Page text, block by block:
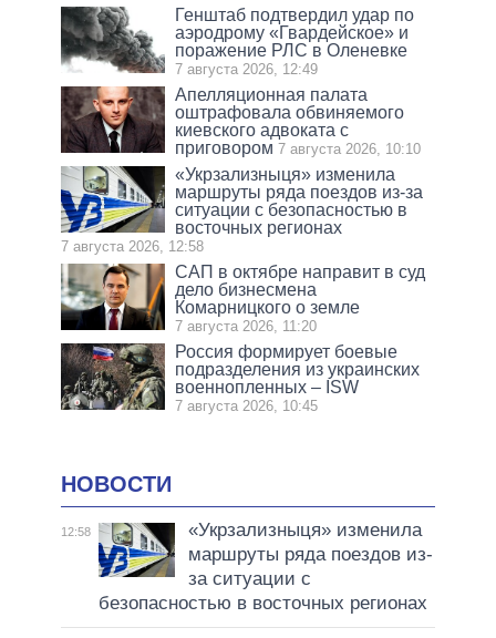
Генштаб подтвердил удар по
аэродрому «Гвардейское» и
поражение РЛС в Оленевке
7 августа 2026, 12:49
Апелляционная палата
оштрафовала обвиняемого
киевского адвоката с
приговором 7 августа 2026, 10:10
«Укрзализныця» изменила
маршруты ряда поездов из-за
ситуации с безопасностью в
восточных регионах
7 августа 2026, 12:58
САП в октябре направит в суд
дело бизнесмена
Комарницкого о земле
7 августа 2026, 11:20
Россия формирует боевые
подразделения из украинских
военнопленных – ISW
7 августа 2026, 10:45
НОВОСТИ
12:58
«Укрзализныця» изменила
маршруты ряда поездов из-
за ситуации с
безопасностью в восточных регионах